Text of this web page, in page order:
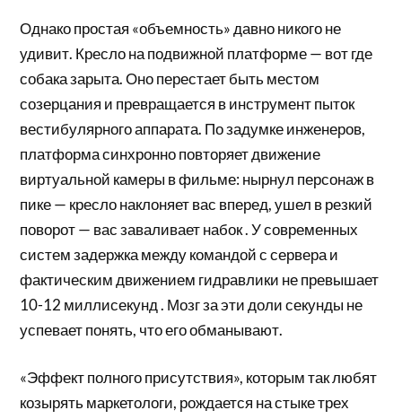
Однако простая «объемность» давно никого не
удивит. Кресло на подвижной платформе — вот где
собака зарыта. Оно перестает быть местом
созерцания и превращается в инструмент пыток
вестибулярного аппарата. По задумке инженеров,
платформа синхронно повторяет движение
виртуальной камеры в фильме: нырнул персонаж в
пике — кресло наклоняет вас вперед, ушел в резкий
поворот — вас заваливает набок . У современных
систем задержка между командой с сервера и
фактическим движением гидравлики не превышает
10-12 миллисекунд . Мозг за эти доли секунды не
успевает понять, что его обманывают.
«Эффект полного присутствия», которым так любят
козырять маркетологи, рождается на стыке трех